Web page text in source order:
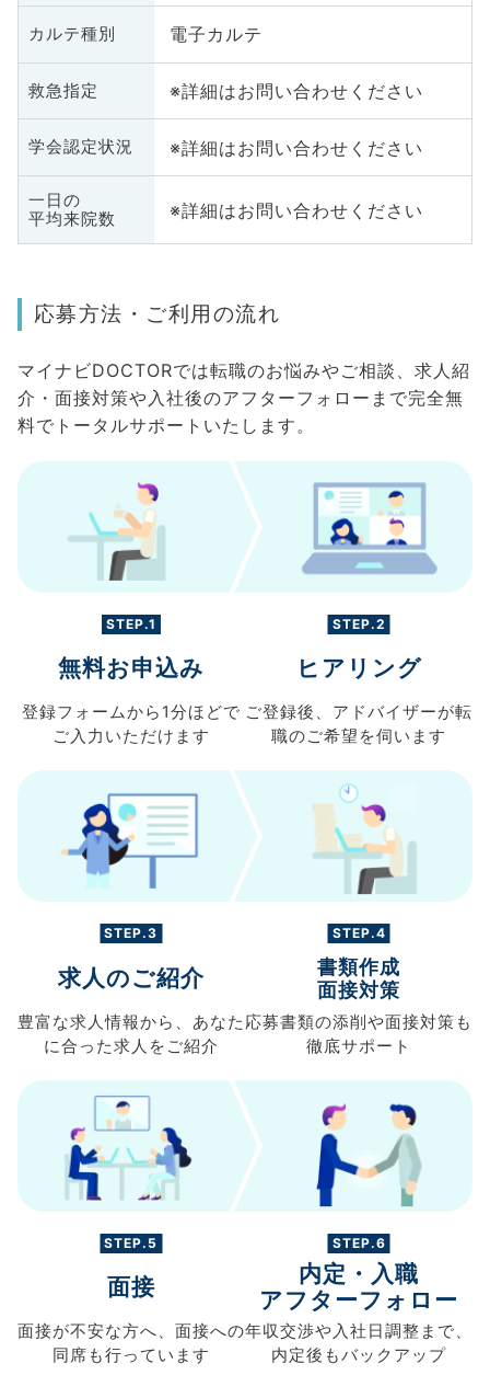
カルテ種別 電子カルテ
救急指定 ※詳細はお問い合わせください
学会認定状況 ※詳細はお問い合わせください
一日の
平均来院数
※詳細はお問い合わせください
応募方法・ご利用の流れ
マイナビDOCTORでは転職のお悩みやご相談、求人紹
介・面接対策や入社後のアフターフォローまで完全無
料でトータルサポートいたします。
STEP.1
無料お申込み
登録フォームから 1分ほどで
ご入力 いただけます
STEP.2
ヒアリング
ご登録後、 アドバイザーが転
職のご希望を伺います
STEP.3
求人のご紹介
豊富な求人情報から、 あなた
に合った求人を ご紹介
STEP.4
書類作成
面接対策
応募書類の添削や面接対策も
徹底サポート
STEP.5
面接
面接が不安な方へ、 面接への
同席も行っています
STEP.6
内定・入職
アフターフォロー
年収交渉や入社日調整まで、
内定後もバックアップ